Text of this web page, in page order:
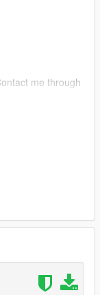
me through
and provide
escríbeme